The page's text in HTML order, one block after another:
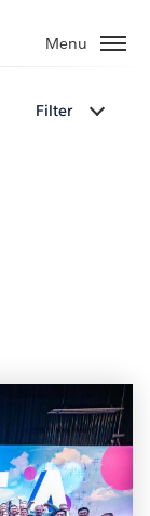
Menu
Filter